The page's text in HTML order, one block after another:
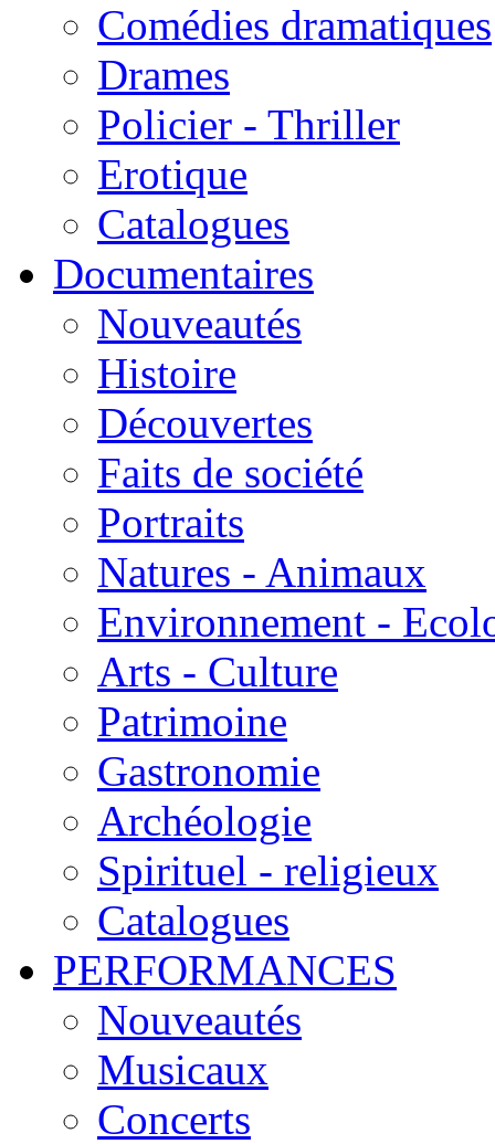
Comédies dramatiques
Drames
Policier - Thriller
Erotique
Catalogues
Documentaires
Nouveautés
Histoire
Découvertes
Faits de société
Portraits
Natures - Animaux
Environnement -
Arts - Culture
Patrimoine
Gastronomie
Archéologie
Spirituel - religieux
Catalogues
PERFORMANCES
Nouveautés
Musicaux
Concerts